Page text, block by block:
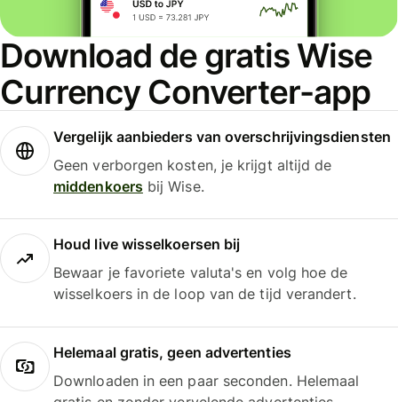
Download de gratis Wise
Currency Converter-app
Vergelijk aanbieders van overschrijvingsdiensten
Geen verborgen kosten, je krijgt altijd de
middenkoersbij Wise.
Houd live wisselkoersen bij
Bewaar je favoriete valuta's en volg hoe de
wisselkoers in de loop van de tijd verandert.
Helemaal gratis, geen advertenties
Downloaden in een paar seconden. Helemaal